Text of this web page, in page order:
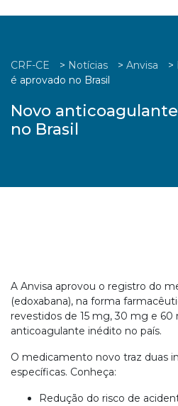
CRF-CE > Notícias > Anvisa >
é aprovado no Brasil
Novo
no Brasil
A Anvisa aprovou o registro do
(edoxabana), na forma
revestidos de 15 mg, 30 mg e
anticoagulante inédito no país.
O medicamento novo traz duas
específicas. Conheça:
Redução do risco de